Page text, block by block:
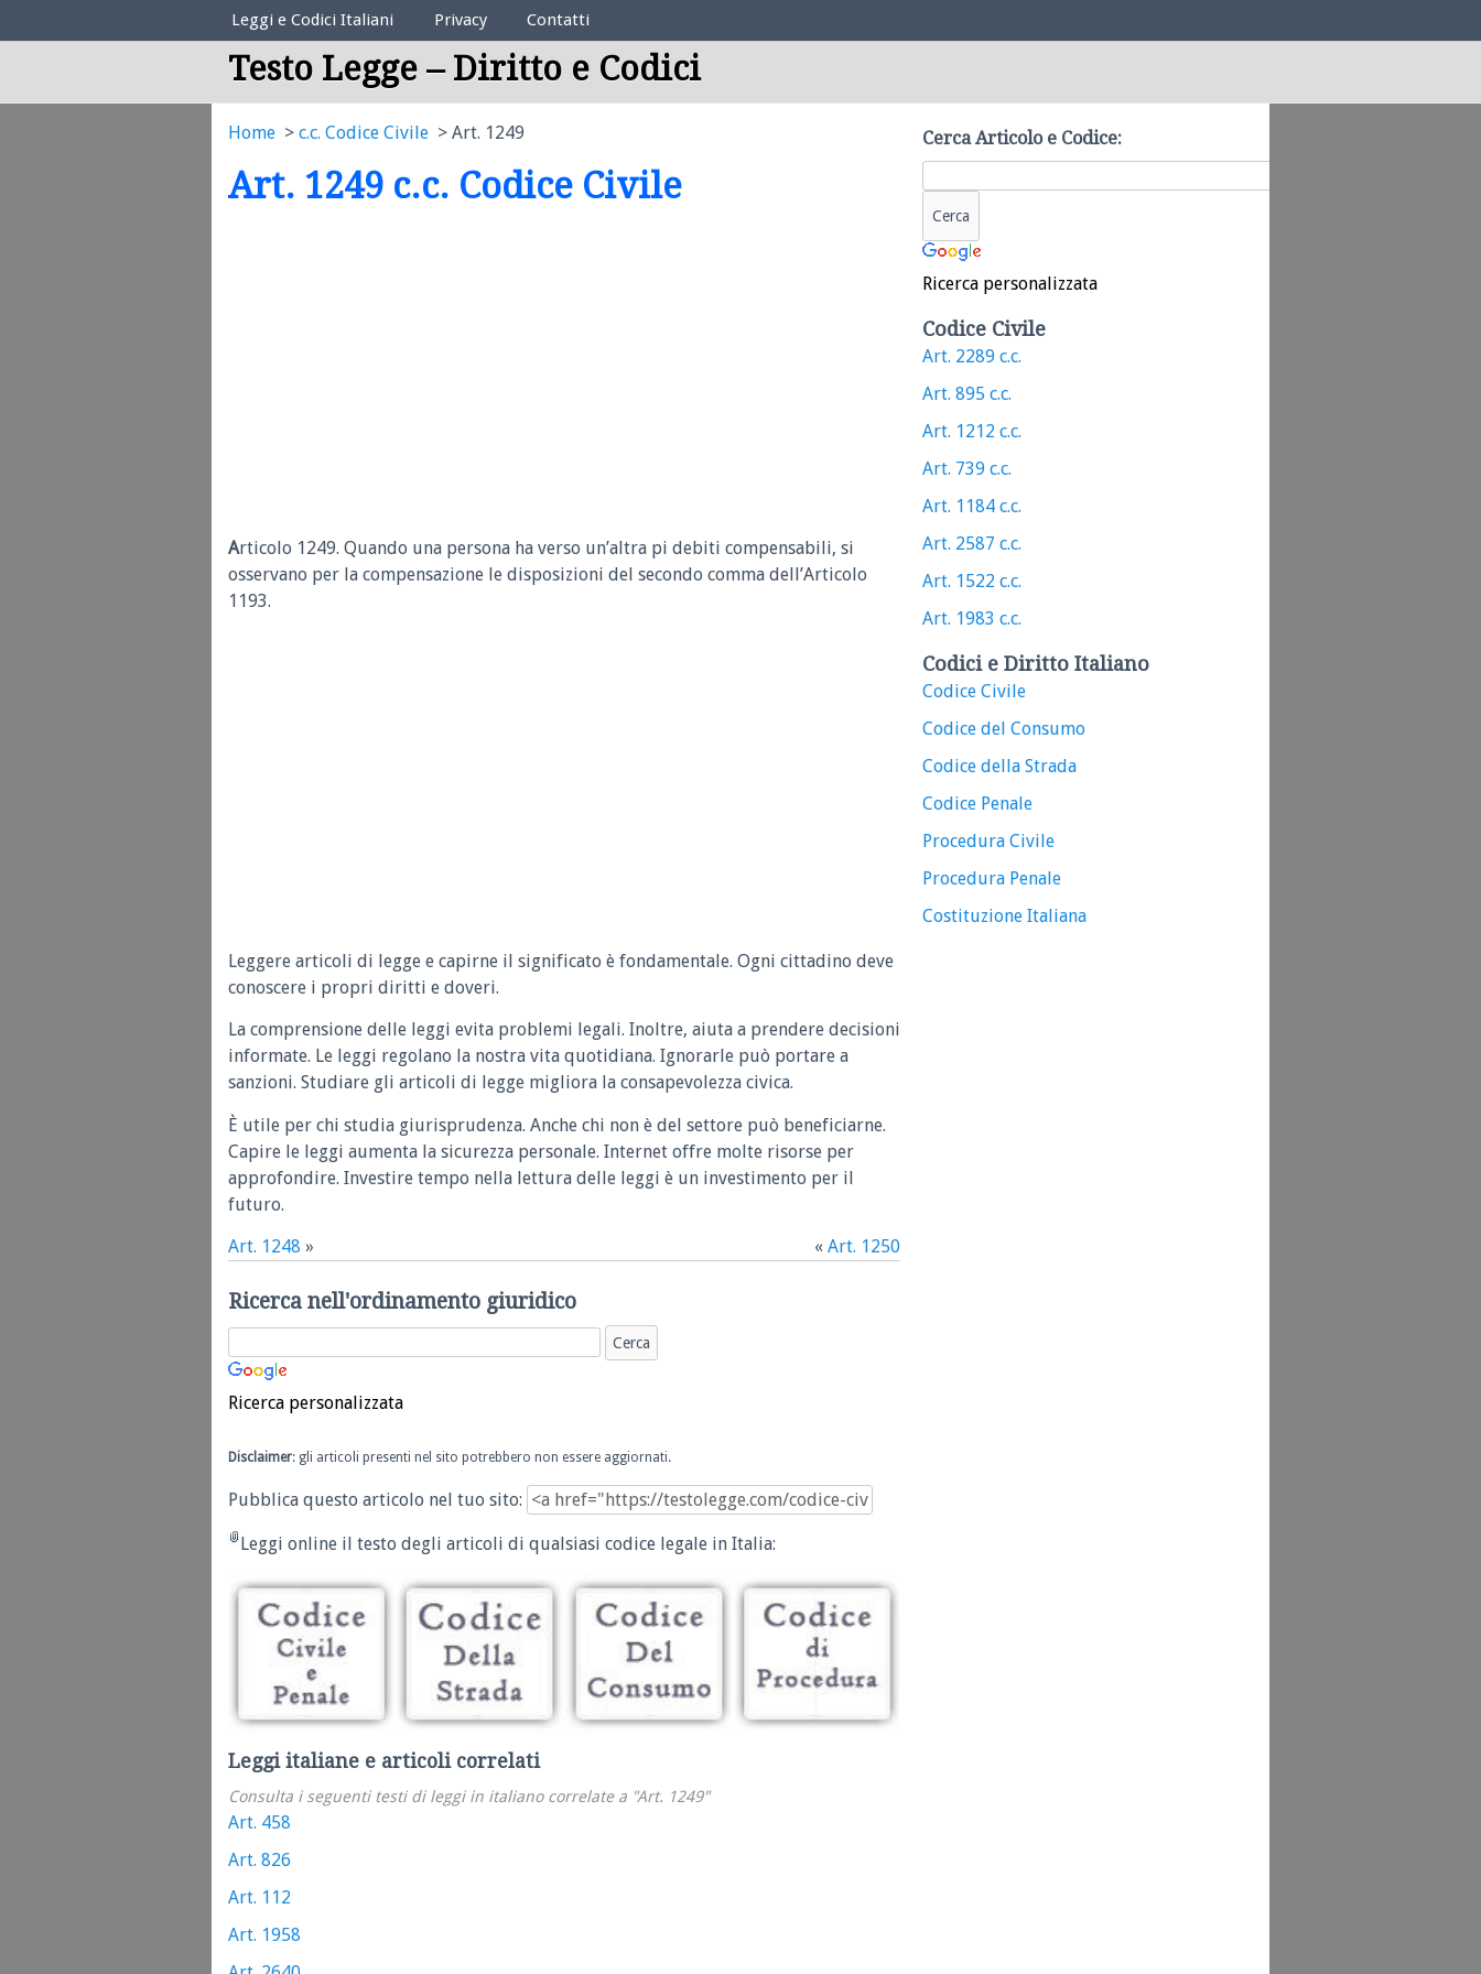
Elenco Codici Legali
Leggi e Codici Italiani Privacy Contatti
Testo Legge – Diritto e Codici
Home c.c. Codice Civile Art. 1249
Art. 1249 c.c. Codice Civile
Articolo 1249. Quando una persona ha verso un’altra pi debiti compensabili, si
osservano per la compensazione le disposizioni del secondo comma dell’Articolo
1193.
Leggere articoli di legge e capirne il significato è fondamentale. Ogni cittadino deve
conoscere i propri diritti e doveri.
La comprensione delle leggi evita problemi legali. Inoltre, aiuta a prendere decisioni
informate. Le leggi regolano la nostra vita quotidiana. Ignorarle può portare a
sanzioni. Studiare gli articoli di legge migliora la consapevolezza civica.
È utile per chi studia giurisprudenza. Anche chi non è del settore può beneficiarne.
Capire le leggi aumenta la sicurezza personale. Internet offre molte risorse per
approfondire. Investire tempo nella lettura delle leggi è un investimento per il
futuro.
Art. 1248 » « Art. 1250
Ricerca nell'ordinamento giuridico
Ricerca personalizzata
Disclaimer: gli articoli presenti nel sito potrebbero non essere aggiornati.
Pubblica questo articolo nel tuo sito:
Leggi online il testo degli articoli di qualsiasi codice legale in Italia:
Leggi italiane e articoli correlati
Consulta i seguenti testi di leggi in italiano correlate a "Art. 1249"
Art. 458
Art. 826
Art. 112
Art. 1958
Cerca Articolo e Codice:
Ricerca personalizzata
Codice Civile
Art. 2289 c.c.
Art. 895 c.c.
Art. 1212 c.c.
Art. 739 c.c.
Art. 1184 c.c.
Art. 2587 c.c.
Art. 1522 c.c.
Art. 1983 c.c.
Codici e Diritto Italiano
Codice Civile
Codice del Consumo
Codice della Strada
Codice Penale
Procedura Civile
Procedura Penale
Costituzione Italiana